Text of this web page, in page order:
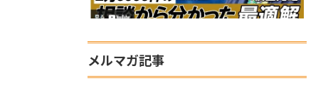
メルマガ記事